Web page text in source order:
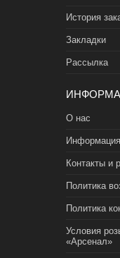
История
Закладки
Рассылка
О нас
Контакты и
Политика
Политика
Условия
«Арсенал»